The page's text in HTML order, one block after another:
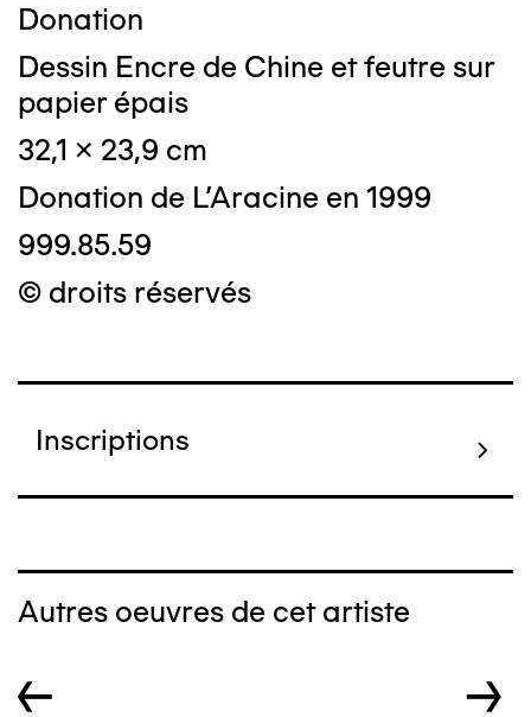
Donation
Dessin Encre de Chine et feutre sur
papier épais
32,1 x 23,9 cm
Donation de L'Aracine en 1999
999.85.59
© droits réservés
Inscriptions
Autres oeuvres de cet artiste
← →